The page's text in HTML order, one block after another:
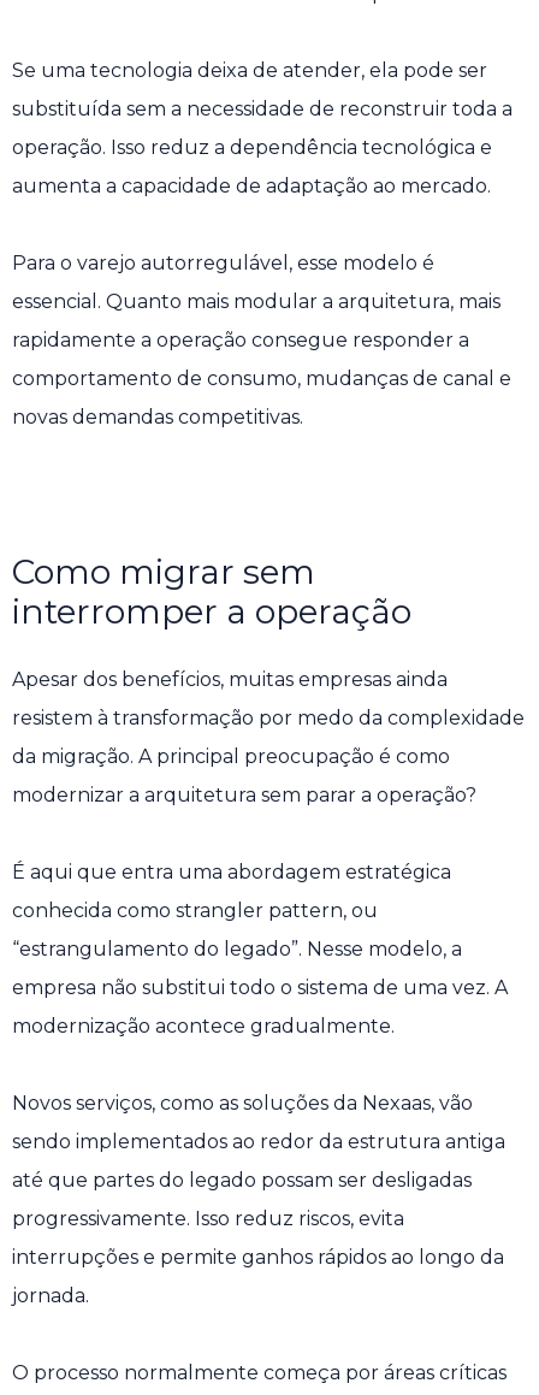
Se uma tecnologia deixa de atender, ela pode ser
substituída sem a necessidade de reconstruir toda a
operação. Isso reduz a dependência tecnológica e
aumenta a capacidade de adaptação ao mercado.
Para o varejo autorregulável, esse modelo é
essencial. Quanto mais modular a arquitetura, mais
rapidamente a operação consegue responder a
comportamento de consumo, mudanças de canal e
novas demandas competitivas.
Como migrar sem
interromper a operação
Apesar dos benefícios, muitas empresas ainda
resistem à transformação por medo da complexidade
da migração. A principal preocupação é como
modernizar a arquitetura sem parar a operação?
É aqui que entra uma abordagem estratégica
conhecida como strangler pattern, ou
“estrangulamento do legado”. Nesse modelo, a
empresa não substitui todo o sistema de uma vez. A
modernização acontece gradualmente.
Novos serviços, como as soluções da Nexaas, vão
sendo implementados ao redor da estrutura antiga
até que partes do legado possam ser desligadas
progressivamente. Isso reduz riscos, evita
interrupções e permite ganhos rápidos ao longo da
jornada.
O processo normalmente começa por áreas críticas